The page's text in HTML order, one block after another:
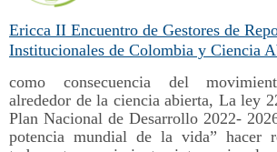
Ericca II Encuentro de Gestores de
Institucionales de Colombia y Ciencia
como consecuencia del
alrededor de la ciencia abierta, La ley
Plan Nacional de Desarrollo 2022-
potencia mundial de la vida” hacer